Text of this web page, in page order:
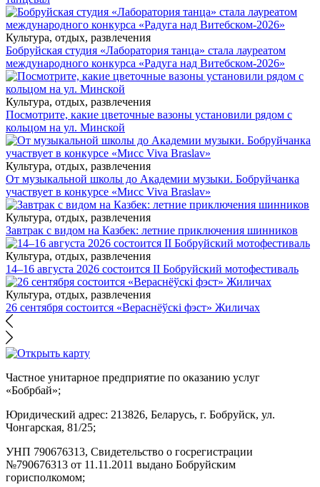
Культура, отдых, развлечения
Бобруйская студия «Лаборатория танца» стала лауреатом
международного конкурса «Радуга над Витебском-2026»
Культура, отдых, развлечения
Посмотрите, какие цветочные вазоны установили рядом с
кольцом на ул. Минской
Культура, отдых, развлечения
От музыкальной школы до Академии музыки. Бобруйчанка
участвует в конкурсе «Мисс Viva Braslav»
Культура, отдых, развлечения
Завтрак с видом на Казбек: летние приключения шинников
Культура, отдых, развлечения
14–16 августа 2026 состоится II Бобруйский мотофестиваль
Культура, отдых, развлечения
26 сентября состоится «Вераснёўскі фэст» Жиличах
Частное унитарное предприятие по оказанию услуг
«Бобрбай»;
Юридический адрес: 213826, Беларусь, г. Бобруйск, ул.
Чонгарская, 81/25;
УНП 790676313, Свидетельство о госрегистрации
№790676313 от 11.11.2011 выдано Бобруйским
горисполкомом;